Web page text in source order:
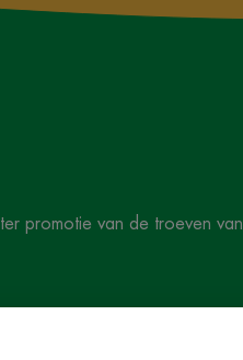
ter promotie van de troeven van